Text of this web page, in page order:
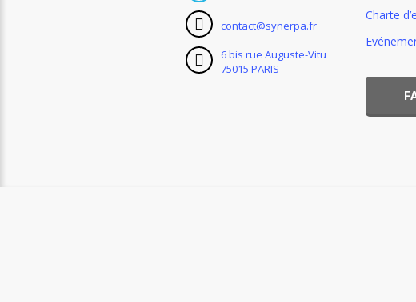
contact@synerpa.fr
6 bis rue Auguste-Vitu
75015 PARIS
Charte